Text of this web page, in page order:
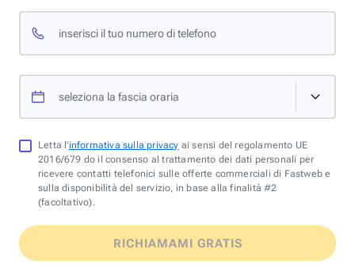
inserisci il tuo numero di telefono
seleziona la fascia oraria
Letta l'informativa sulla privacy ai sensi del regolamento UE
2016/679 do il consenso al trattamento dei dati personali per
ricevere contatti telefonici sulle offerte commerciali di Fastweb e
sulla disponibilità del servizio, in base alla finalità #2
(facoltativo).
RICHIAMAMI GRATIS